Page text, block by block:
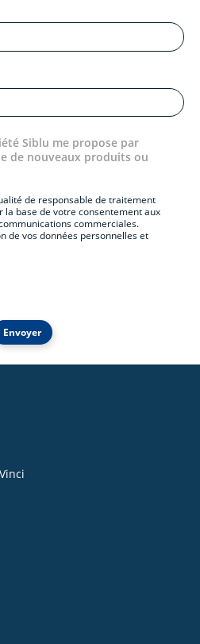
Siblu me propose par
de nouveaux produits ou
de responsable de traitement
la base de votre consentement aux
commerciales.
de vos données personnelles et
Envoyer